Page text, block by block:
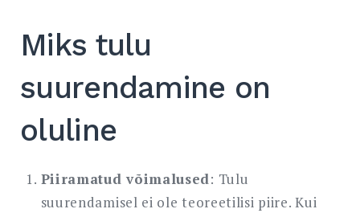
Miks tulu
suurendamine on
oluline
Piiramatud võimalused: Tulu
suurendamisel ei ole teoreetilisi piire. Kui